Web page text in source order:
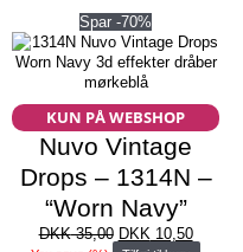
Spar -70%
KUN PÅ WEBSHOP
Nuvo Vintage
Drops – 1314N –
“Worn Navy”
DKK35,00 Den
DKK10,50Den